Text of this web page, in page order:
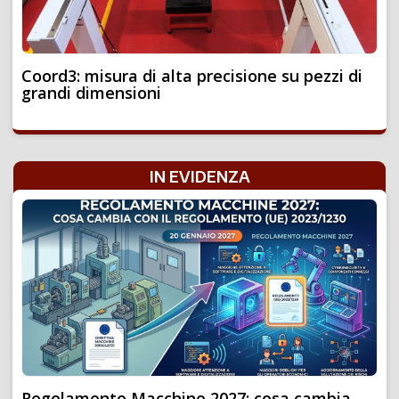
Coord3: misura di alta precisione su pezzi di
grandi dimensioni
IN EVIDENZA